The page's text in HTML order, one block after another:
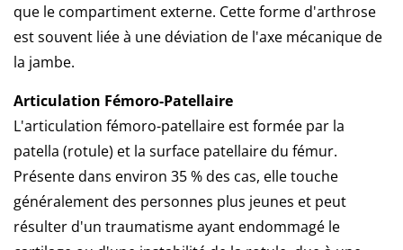
que le compartiment externe. Cette forme d'arthrose
est souvent liée à une déviation de l'axe mécanique de
la jambe.
Articulation Fémoro-Patellaire
L'articulation fémoro-patellaire est formée par la
patella (rotule) et la surface patellaire du fémur.
Présente dans environ 35 % des cas, elle touche
généralement des personnes plus jeunes et peut
résulter d'un traumatisme ayant endommagé le